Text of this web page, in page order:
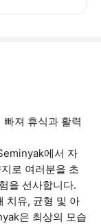
져 휴식과 활력
에서 자
로 여러분을 초
을 선사합니다.
치유, 균형 및 아
은 최상의 모습